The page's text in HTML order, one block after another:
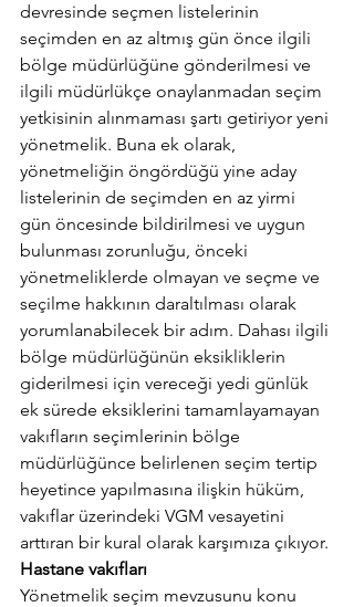
devresinde seçmen listelerinin
seçimden en az altmış gün önce ilgili
bölge müdürlüğüne gönderilmesi ve
ilgili müdürlükçe onaylanmadan seçim
yetkisinin alınmaması şartı getiriyor yeni
yönetmelik. Buna ek olarak,
yönetmeliğin öngördüğü yine aday
listelerinin de seçimden en az yirmi
gün öncesinde bildirilmesi ve uygun
bulunması zorunluğu, önceki
yönetmeliklerde olmayan ve seçme ve
seçilme hakkının daraltılması olarak
yorumlanabilecek bir adım. Dahası ilgili
bölge müdürlüğünün eksikliklerin
giderilmesi için vereceği yedi günlük
ek sürede eksiklerini tamamlayamayan
vakıfların seçimlerinin bölge
müdürlüğünce belirlenen seçim tertip
heyetince yapılmasına ilişkin hüküm,
vakıflar üzerindeki VGM vesayetini
arttıran bir kural olarak karşımıza çıkıyor.
Hastane vakıfları
Yönetmelik seçim mevzusunu konu